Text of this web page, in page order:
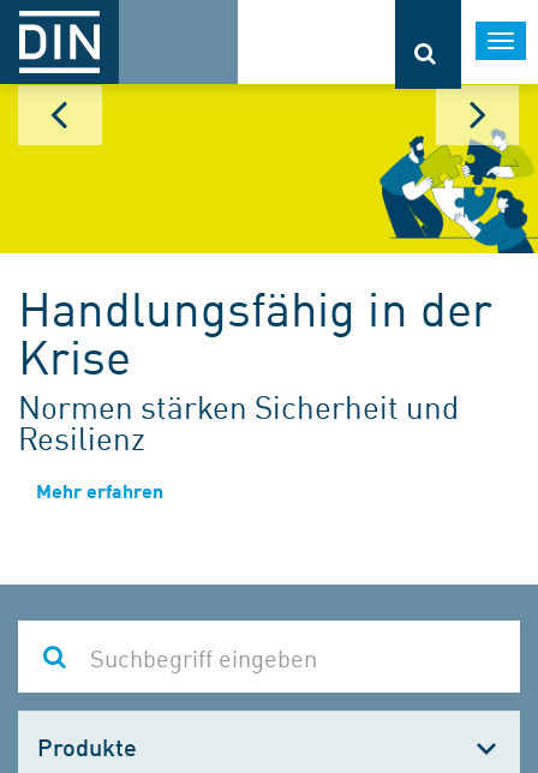
Handlungsfähig in der
Krise
Normen stärken Sicherheit und
Resilienz
Mehr erfahren
wählen